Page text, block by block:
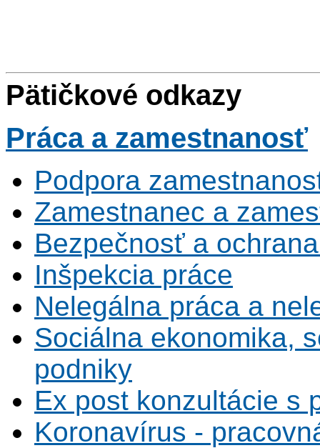
Pätičkové odkazy
Prácaa zamestnanosť
Podpora
Zamestnanec a
Bezpečnosť a
Inšpekcia práce
Nelegálna práca a
Sociálna ekonomika,
podniky
Ex post konzultácie s
Koronavírus -